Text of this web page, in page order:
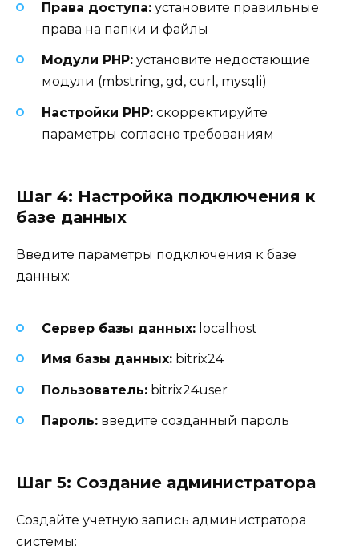
Права доступа: установите правильные
права на папки и файлы
Модули PHP: установите недостающие
модули (mbstring, gd, curl, mysqli)
Настройки PHP: скорректируйте
параметры согласно требованиям
Шаг 4: Настройка подключения к
базе данных
Введите параметры подключения к базе
данных:
Сервер базы данных: localhost
Имя базы данных: bitrix24
Пользователь: bitrix24user
Пароль: введите созданный пароль
Шаг 5: Создание администратора
Создайте учетную запись администратора
системы: